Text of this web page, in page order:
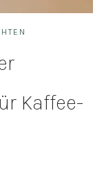
Kaffee-